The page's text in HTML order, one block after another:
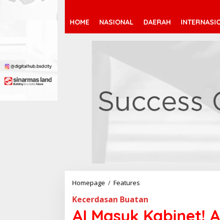
HOME NASIONAL DAERAH
Homepage / Features
M
Kecerdasan Buatan
AI Masuk Kabinet!